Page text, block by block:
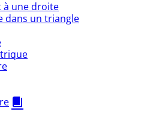
à une droite
dans un triangle